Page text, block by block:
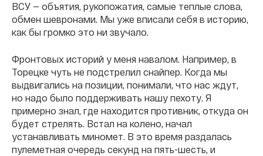
ВСУ — объятия, рукопожатия, самые теплые слова,
обмен шевронами. Мы уже вписали себя в историю,
как бы громко это ни звучало.
Фронтовых историй у меня навалом. Например, в
Торецке чуть не подстрелил снайпер. Когда мы
выдвигались на позиции, понимали, что нас ждут,
но надо было поддерживать нашу пехоту. Я
примерно знал, где находится противник, откуда он
будет стрелять. Встал на колено, начал
устанавливать миномет. В это время раздалась
пулеметная очередь секунд на пять-шесть, и